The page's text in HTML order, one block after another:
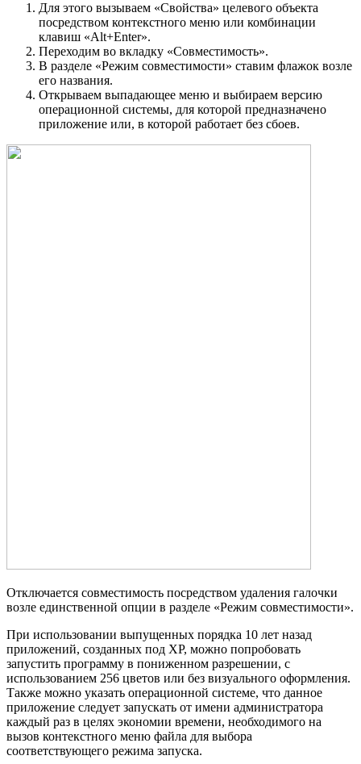
Для этого вызываем «Свойства» целевого объекта
посредством контекстного меню или комбинации
клавиш «Alt+Enter».
Переходим во вкладку «Совместимость».
В разделе «Режим совместимости» ставим флажок возле
его названия.
Открываем выпадающее меню и выбираем версию
операционной системы, для которой предназначено
приложение или, в которой работает без сбоев.
Отключается совместимость посредством удаления галочки
возле единственной опции в разделе «Режим совместимости».
При использовании выпущенных порядка 10 лет назад
приложений, созданных под XP, можно попробовать
запустить программу в пониженном разрешении, с
использованием 256 цветов или без визуального оформления.
Также можно указать операционной системе, что данное
приложение следует запускать от имени администратора
каждый раз в целях экономии времени, необходимого на
вызов контекстного меню файла для выбора
соответствующего режима запуска.